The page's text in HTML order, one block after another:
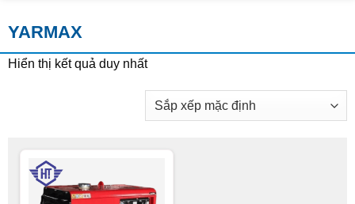
YARMAX
Hiển thị kết quả duy nhất